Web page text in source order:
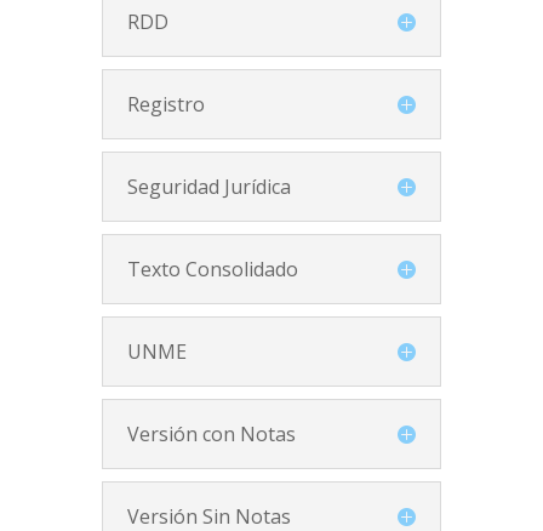
RDD
Registro
Seguridad Jurídica
Texto Consolidado
UNME
Versión con Notas
Versión Sin Notas